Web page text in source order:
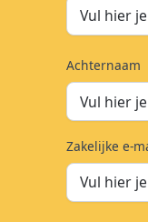
Achternaam
Zakelijke e-